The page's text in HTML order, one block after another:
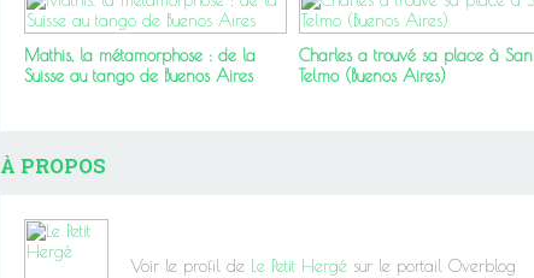
Mathis, la métamorphose : de la
Suisse au tango de Buenos Aires
Charles a trouvé sa place à San
Telmo (Buenos Aires)
À PROPOS
Voir le profil de Le Petit Hergé sur le portail Overblog